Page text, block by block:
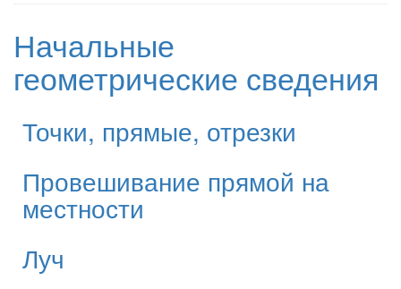
Начальные
геометрические сведения
Точки, прямые, отрезки
Провешивание прямой на
местности
Луч